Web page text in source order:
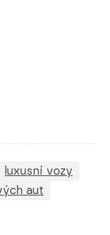
luxusní vozy
aut